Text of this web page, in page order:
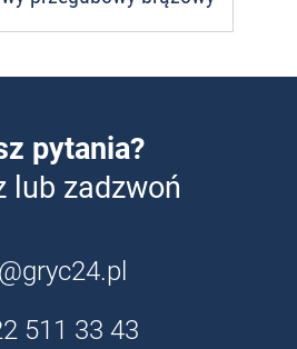
pytania?
lub zadzwoń
511 33 43